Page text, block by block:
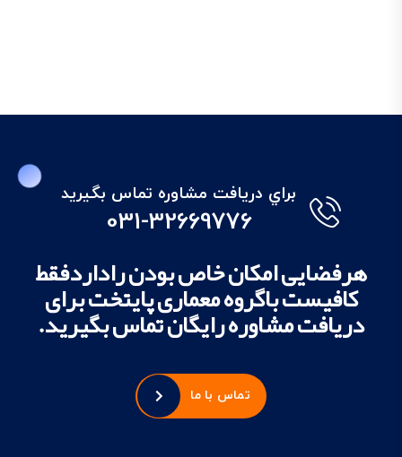
براي دريافت مشاوره تماس بگيريد
031-32669776
هرفضایی امکان خاص بودن راداردفقط
کافیست باگروه معماری پایتخت برای
دریافت مشاوره رایگان تماس بگیرید.
تماس با ما